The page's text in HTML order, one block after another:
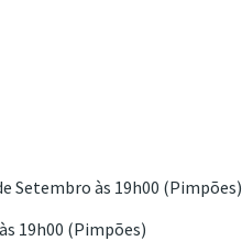
Setembro às 19h00 (Pimpões)
19h00 (Pimpões)